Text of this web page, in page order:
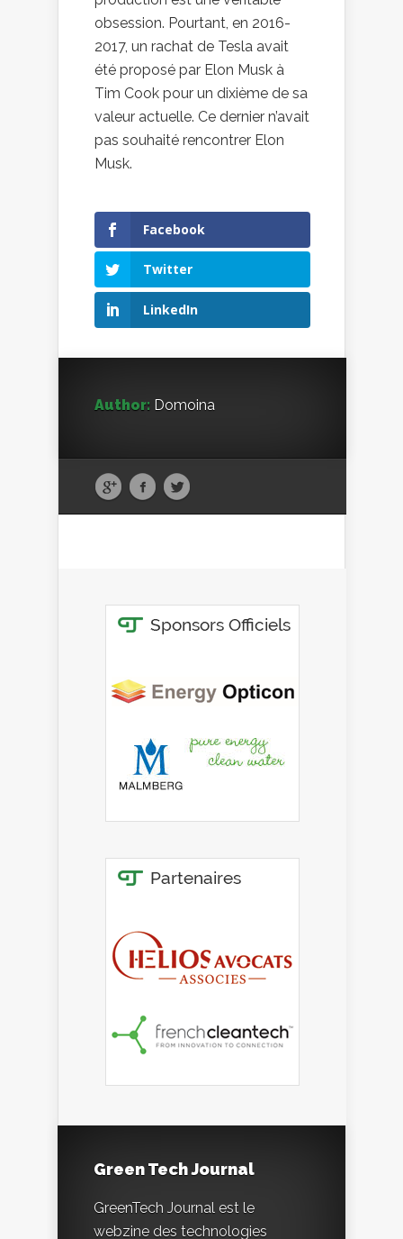
obsession. Pourtant, en 2016-
2017, un rachat de Tesla avait
été proposé par Elon Musk à
Tim Cook pour un dixième de sa
valeur actuelle. Ce dernier n’avait
pas souhaité rencontrer Elon
Musk.
Facebook
Twitter
LinkedIn
Author: Domoina
Green Tech Journal
GreenTech Journal est le
webzine des technologies